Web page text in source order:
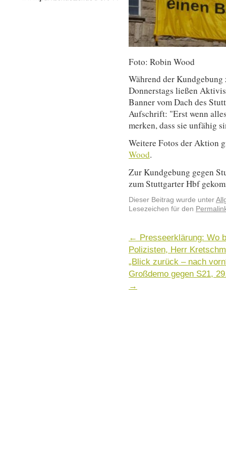
Foto: Robin Wood
Während der Kundgebung
Donnerstags ließen
Banner vom Dach des
Aufschrift: "Erst wenn
merken, dass sie unfähig
Weitere Fotos der Aktion
Wood.
Zur Kundgebung gegen
zum Stuttgarter Hbf
Dieser Beitrag wurde unter
Lesezeichen für den
← Presseerklärung: Wo
Polizisten, Herr
„Blick zurück – nach
Großdemo gegen S21,
→